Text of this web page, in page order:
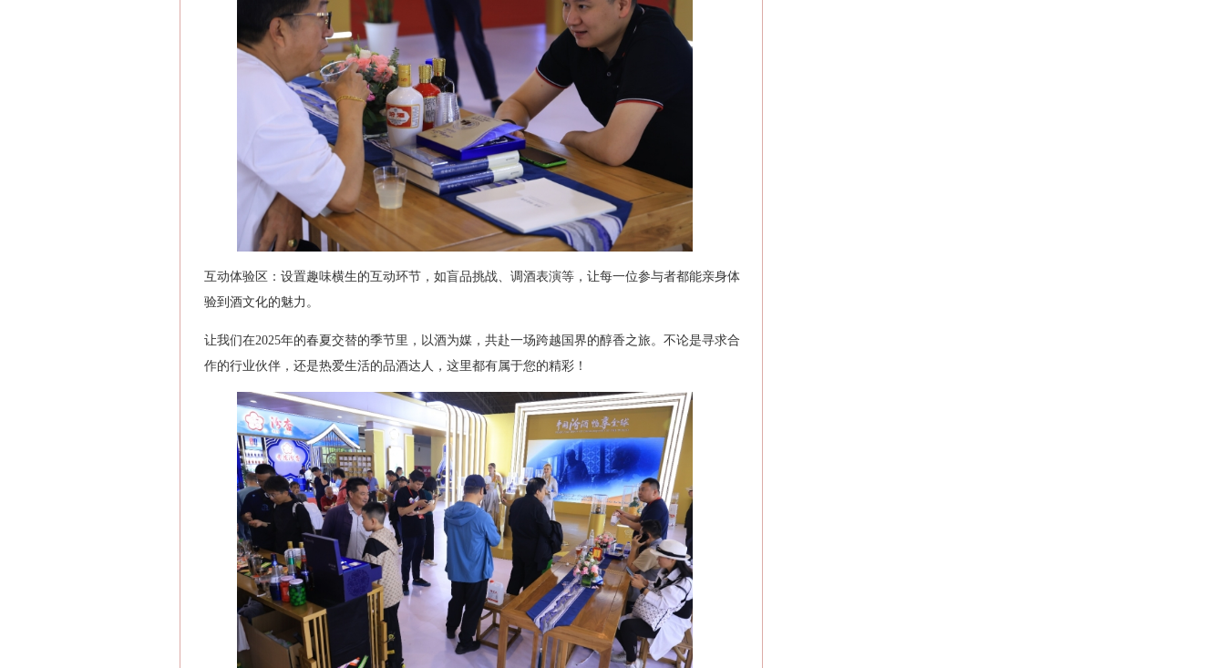
互动体验区‌：设置趣味横生的互动环节，如盲品挑战、调酒表演等，让每一位参与者都能亲身体
验到酒文化的魅力。
让我们在2025年的春夏交替的季节里，以酒为媒，共赴一场跨越国界的醇香之旅。不论是寻求合
作的行业伙伴，还是热爱生活的品酒达人，这里都有属于您的精彩！